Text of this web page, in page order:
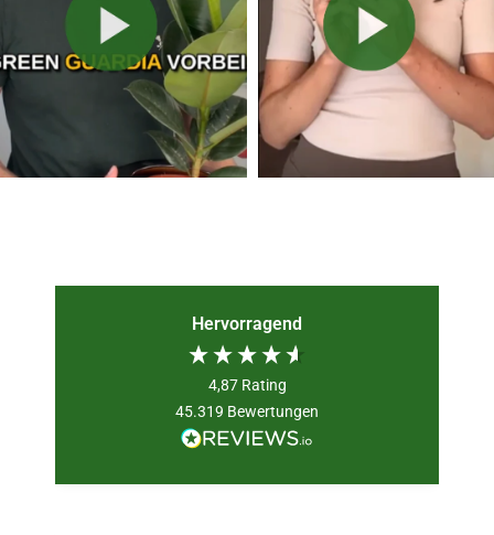
Hervorragend
4,87 Rating
45.319 Bewertungen